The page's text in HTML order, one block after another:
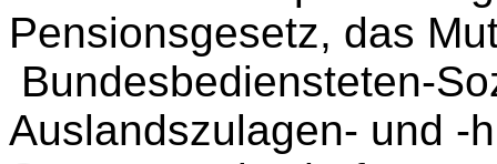
Pensionsgesetz, das
Bundesbediensteten-
Auslandszulagen- und -